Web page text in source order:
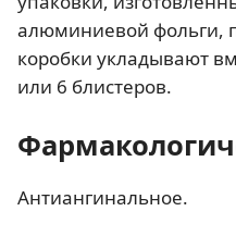
алюминиевой фольги,
коробки укладывают
или 6 блистеров.
Антиангинальное.